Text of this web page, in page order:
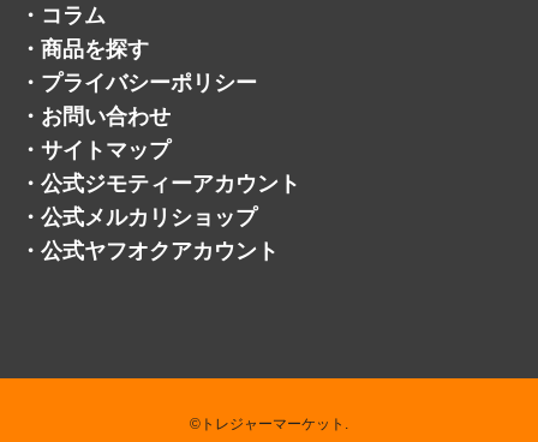
・ お問い合わせ
・ サイトマップ
・ 公式ジモティーアカウント
・ 公式メルカリショップ
・ 公式ヤフオクアカウント